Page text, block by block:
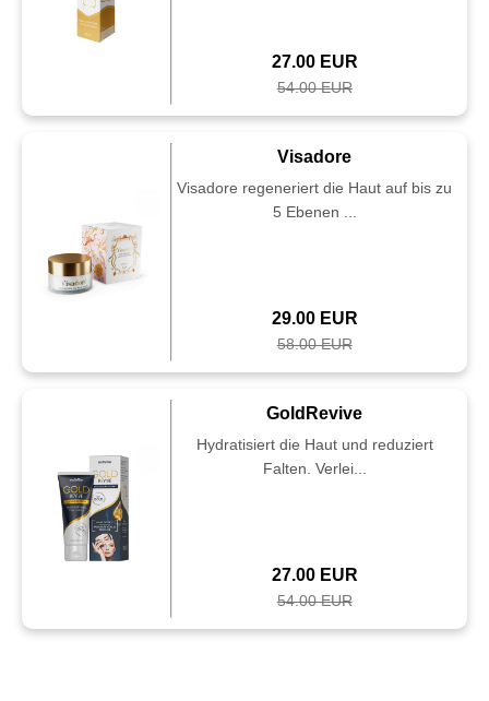
27.00 EUR
54.00 EUR
Visadore
Visadore regeneriert die Haut auf bis zu
5 Ebenen ...
29.00 EUR
58.00 EUR
GoldRevive
Hydratisiert die Haut und reduziert
Falten. Verlei...
27.00 EUR
54.00 EUR